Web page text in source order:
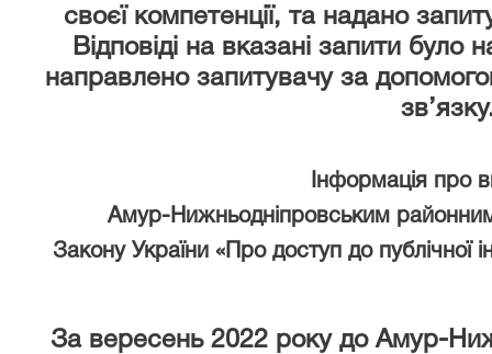
своєї компетенції, та надано
Відповіді на вказані запити
направлено запитувачу за
Інформація про
Амур-Нижньодніпровським
Закону України «Про доступ до публічної
За вересень 2022 року до Амур-